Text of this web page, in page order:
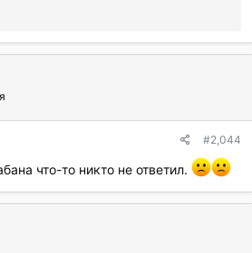
#2,044
что-то никто не ответил.